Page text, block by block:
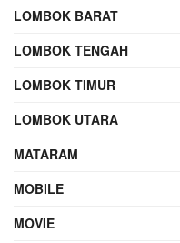
LOMBOK BARAT
LOMBOK TENGAH
LOMBOK TIMUR
LOMBOK UTARA
MATARAM
MOBILE
MOVIE